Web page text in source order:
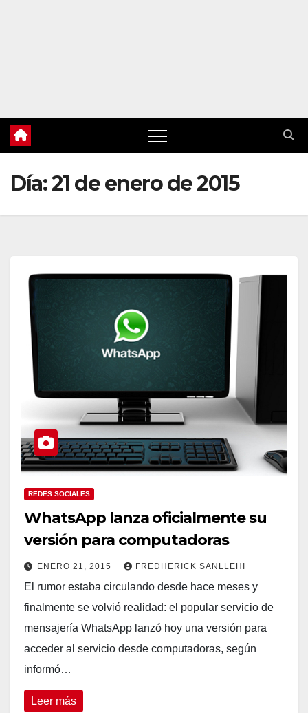
Día:21 de enero de 2015
REDES SOCIALES
WhatsApp lanza oficialmente su
versión para computadoras
ENERO 21, 2015 FREDHERICK SANLLEHI
El rumor estaba circulando desde hace meses y
finalmente se volvió realidad: el popular servicio de
mensajería WhatsApp lanzó hoy una versión para
acceder al servicio desde computadoras, según
informó…
Leer más